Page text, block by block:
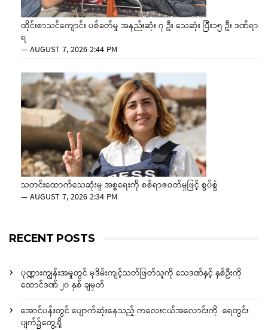
ထိုင်းစာသင်ကျောင်း ပစ်ခတ်မှု အနည်းဆုံး ၇ ဦး သေဆုံး ပြီး၁၅ ဦး ဒဏ်ရာ
ရ
—AUGUST 7, 2026 2:44 PM
သတင်းထောက်သေဆုံးမှု အစ္စရေးကို စစ်ရာဇဝတ်မှုဖြင့် စွပ်စွဲ
—AUGUST 7, 2026 2:34 PM
RECENT POSTS
ပုဏ္ဏားကျွန်းအမှုတွင် မုဒိမ်းကျင့်သတ်ဖြတ်သူကို သေဒဏ်နှင့် နှစ်ဦးကို
ထောင်ဒဏ် ၂၀ နှစ် ချမှတ်
အောင်ပန်းတွင် ပျောက်ဆုံးနေသည့် ကလေးငယ်အလောင်းကို ရေတွင်း
ပျက်၌တွေ့ရှိ